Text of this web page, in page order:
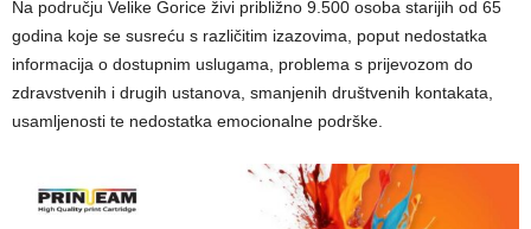
Na području Velike Gorice živi približno 9.500 osoba starijih od 65
godina koje se susreću s različitim izazovima, poput nedostatka
informacija o dostupnim uslugama, problema s prijevozom do
zdravstvenih i drugih ustanova, smanjenih društvenih kontakata,
usamljenosti te nedostatka emocionalne podrške.